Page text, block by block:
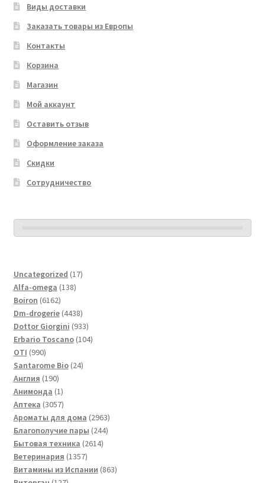
Виды доставки
Заказать товары из Европы
Контакты
Корзина
Магазин
Мой аккаунт
Оставить отзыв
Оформление заказа
Скидки
Сотрудничество
Uncategorized 1717
Alfa-omega 138138
Boiron 61626162
товара
Dm-drogerie 44384438
товаров
Dottor Giorgini 933933
товара
Erbario Toscano 104104
OTI 990990
товаров
Santarome Bio 2424
Англия 190190
товаров
Анимонда 11
товар
Аптека 30573057
товаров
Ароматы для дома 29632963
товара
Благополучие пары 244244
Бытовая техника 26142614
Ветеринария 13571357
товаров
Витамины из Испании 863863